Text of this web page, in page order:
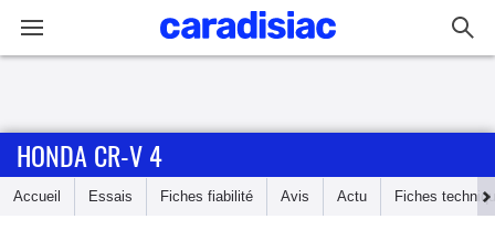
Accueil
HONDA CR-V 4
Accueil Essais Fiches fiabilité Avis Actu Fiches